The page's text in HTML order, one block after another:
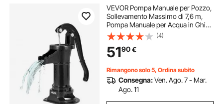
VEVOR Pompa Manuale per Pozzo,
Sollevamento Massimo di 7,6 m,
Pompa Manuale per Acqua in Ghisa
Antica, Attacco NPT, Facile
Installazione, Vecchio Stile per
Giardino Esterno, Stagno, Nero
(4)
5190€
Rimangono solo 5, Ordina subito
Consegna:Ven. Ago. 7 - Mar.
Ago. 11